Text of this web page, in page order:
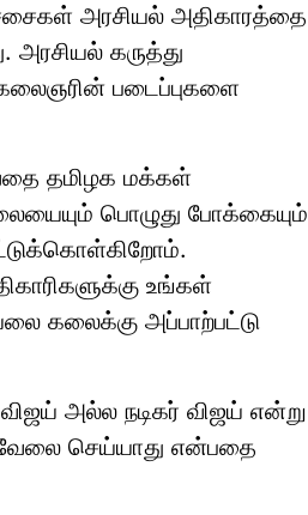
அரசியல் அதிகாரத்தை
அரசியல் கருத்து
கலைஞரின் படைப்புகளை
தமிழக மக்கள்
பொழுது போக்கையும்
உங்கள்
கலைக்கு அப்பாற்பட்டு
அல்ல நடிகர் விஜய் என்று
வேலை செய்யாது என்பதை